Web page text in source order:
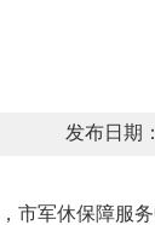
发布日期
市军休保障服